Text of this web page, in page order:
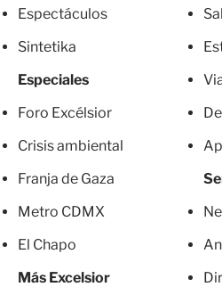
Espectáculos
Sintetika
Especiales
Foro Excélsior
Crisis ambiental
Franja de Gaza
Metro CDMX
El Chapo
Más Excelsior